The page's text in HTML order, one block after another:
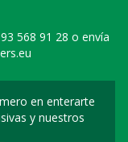
568 91 28 o envía
en enterarte
y nuestros
a nuestro